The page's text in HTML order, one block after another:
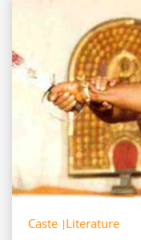
Caste Literature